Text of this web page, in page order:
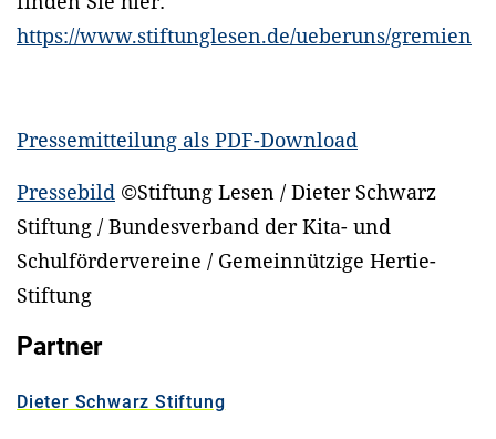
https://www.stiftunglesen.de/ueberuns/gremien
Pressemitteilung als PDF-Download
Pressebild ©Stiftung Lesen / Dieter Schwarz
Stiftung / Bundesverband der Kita- und
Schulfördervereine / Gemeinnützige Hertie-
Stiftung
Partner
Dieter Schwarz Stiftung